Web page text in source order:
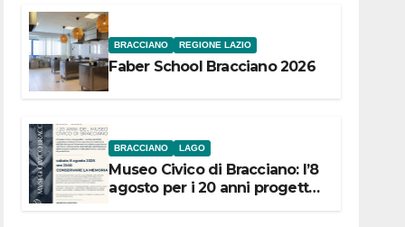
BRACCIANO REGIONE LAZIO
Faber School Bracciano 2026
BRACCIANO LAGO
Museo Civico di Bracciano: l’8
agosto per i 20 anni progetto